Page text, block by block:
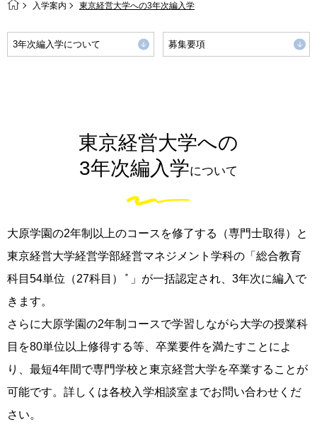
入学案内 東京経営大学への3年次編入学
3年次編入学について 募集要項
東京経営大学への
3年次編入学について
大原学園の2年制以上のコースを修了する（専門士取得）と
東京経営大学経営学部経営マネジメント学科の「総合教育
科目54単位（27科目）
＊
」が一括認定され、3年次に編入で
きます。
さらに大原学園の2年制コースで学習しながら大学の授業科
目を80単位以上修得する等、卒業要件を満たすことによ
り、最短4年間で専門学校と東京経営大学を卒業することが
可能です。詳しくは各校入学相談室までお問い合わせくだ
さい。